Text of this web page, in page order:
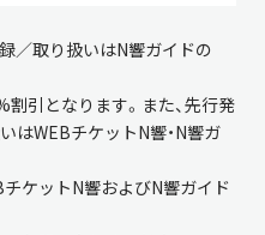
録／取り扱いはN響ガイドの
引となります。また、先行発
はWEBチケットN響・N響ガ
ケットN響およびN響ガイド